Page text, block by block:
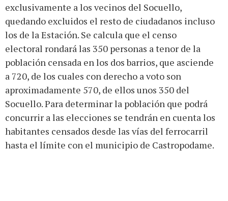
exclusivamente a los vecinos del Socuello,
quedando excluidos el resto de ciudadanos incluso
los de la Estación. Se calcula que el censo
electoral rondará las 350 personas a tenor de la
población censada en los dos barrios, que asciende
a 720, de los cuales con derecho a voto son
aproximadamente 570, de ellos unos 350 del
Socuello. Para determinar la población que podrá
concurrir a las elecciones se tendrán en cuenta los
habitantes censados desde las vías del ferrocarril
hasta el límite con el municipio de Castropodame.